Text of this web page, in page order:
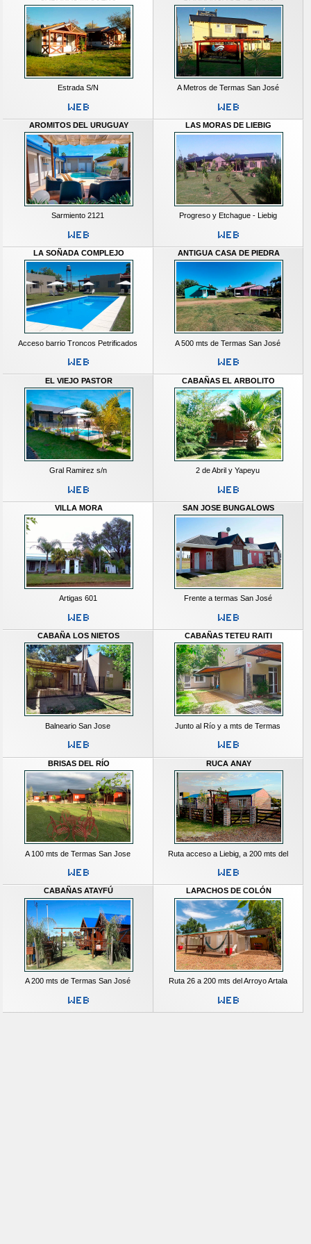
Estrada S/N A Metros de Termas San José
AROMITOS DEL URUGUAY
Sarmiento 2121
LAS MORAS DE LIEBIG
Progreso y Etchague - Liebig
LA SOÑADA COMPLEJO
Acceso barrio Troncos Petrificados
ANTIGUA CASA DE PIEDRA
A 500 mts de Termas San José
EL VIEJO PASTOR
Gral Ramirez s/n
CABAÑAS EL ARBOLITO
2 de Abril y Yapeyu
VILLA MORA
Artigas 601
SAN JOSE BUNGALOWS
Frente a termas San José
CABAÑA LOS NIETOS
Balneario San Jose
CABAÑAS TETEU RAITI
Junto al Río y a mts de Termas
BRISAS DEL RÍO
A 100 mts de Termas San Jose
RUCA ANAY
Ruta acceso a Liebig, a 200 mts del
CABAÑAS ATAYFÚ
A 200 mts de Termas San José
LAPACHOS DE COLÓN
Ruta 26 a 200 mts del Arroyo Artala